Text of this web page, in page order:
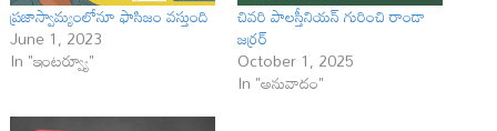
ప్రజాస్వామ్యంలోనూ ఫాసిజం వస్తుంది
June 1, 2023
In "ఇంటర్వ్యూ"
చివరి పాలస్తీనియన్ గురించి రాండా
జర్రర్
October 1, 2025
In "అనువాదం"